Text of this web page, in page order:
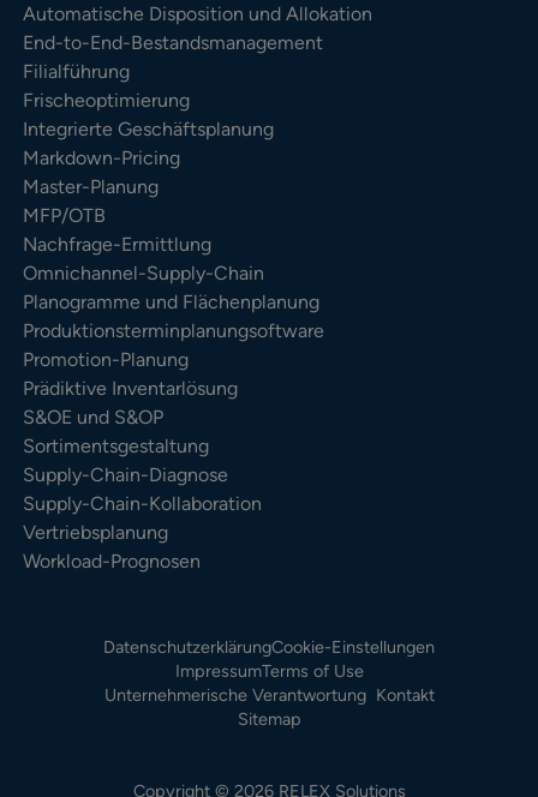
Automatische Disposition und Allokation
End-to-End-Bestandsmanagement
Filialführung
Frischeoptimierung
Integrierte Geschäftsplanung
Markdown-Pricing
Master-Planung
MFP/OTB
Nachfrage-Ermittlung
Omnichannel-Supply-Chain
Planogramme und Flächenplanung
Produktionsterminplanungsoftware
Promotion-Planung
Prädiktive Inventarlösung
S&OE und S&OP
Sortimentsgestaltung
Supply-Chain-Diagnose
Supply-Chain-Kollaboration
Vertriebsplanung
Workload-Prognosen
DatenschutzerklärungCookie-Einstellungen
ImpressumTerms of Use
Unternehmerische Verantwortung Kontakt
Sitemap
Copyright © 2026 RELEX Solutions